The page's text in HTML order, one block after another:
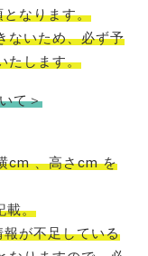
なります。
ないため、必ず予
たします。
て＞
cm 、高さcm を
載。
が不足している